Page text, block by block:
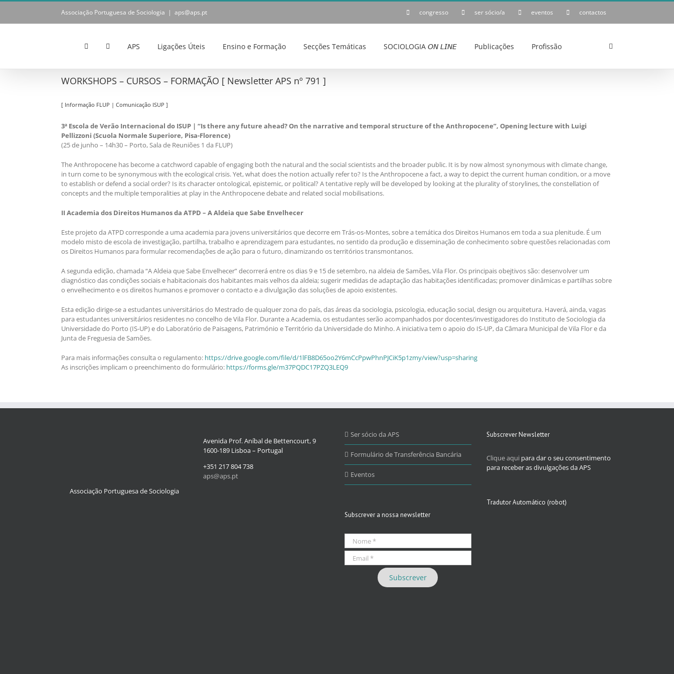
Skip
content
Associação Portuguesa de Sociologia | aps@aps.pt congresso ser sócio/a eventos contactos
APS Ligações Úteis Ensino e Formação Secções Temáticas SOCIOLOGIA 𝘖𝘕 𝘓𝘐𝘕𝘌 Publicações Profissão
WORKSHOPS – CURSOS – FORMAÇÃO [ Newsletter APS nº 791 ]
[ Informação FLUP | Comunicação ISUP ]
3ª Escola de Verão Internacional do ISUP | “Is there any future ahead? On the narrative and temporal structure of the Anthropocene”, Opening lecture with Luigi
Pellizzoni (Scuola Normale Superiore, Pisa-Florence)
(25 de junho – 14h30 – Porto, Sala de Reuniões 1 da FLUP)
The Anthropocene has become a catchword capable of engaging both the natural and the social scientists and the broader public. It is by now almost synonymous with climate change,
in turn come to be synonymous with the ecological crisis. Yet, what does the notion actually refer to? Is the Anthropocene a fact, a way to depict the current human condition, or a move
to establish or defend a social order? Is its character ontological, epistemic, or political? A tentative reply will be developed by looking at the plurality of storylines, the constellation of
concepts and the multiple temporalities at play in the Anthropocene debate and related social mobilisations.
II Academia dos Direitos Humanos da ATPD – A Aldeia que Sabe Envelhecer
Este projeto da ATPD corresponde a uma academia para jovens universitários que decorre em Trás-os-Montes, sobre a temática dos Direitos Humanos em toda a sua plenitude. É um
modelo misto de escola de investigação, partilha, trabalho e aprendizagem para estudantes, no sentido da produção e disseminação de conhecimento sobre questões relacionadas com
os Direitos Humanos para formular recomendações de ação para o futuro, dinamizando os territórios transmontanos.
A segunda edição, chamada “A Aldeia que Sabe Envelhecer” decorrerá entre os dias 9 e 15 de setembro, na aldeia de Samões, Vila Flor. Os principais obejtivos são: desenvolver um
diagnóstico das condições sociais e habitacionais dos habitantes mais velhos da aldeia; sugerir medidas de adaptação das habitações identificadas; promover dinâmicas e partilhas sobre
o envelhecimento e os direitos humanos e promover o contacto e a divulgação das soluções de apoio existentes.
Esta edição dirige-se a estudantes universitários do Mestrado de qualquer zona do país, das áreas da sociologia, psicologia, educação social, design ou arquitetura. Haverá, ainda, vagas
para estudantes universitários residentes no concelho de Vila Flor. Durante a Academia, os estudantes serão acompanhados por docentes/investigadores do Instituto de Sociologia da
Universidade do Porto (IS-UP) e do Laboratório de Paisagens, Património e Território da Universidade do Minho. A iniciativa tem o apoio do IS-UP, da Câmara Municipal de Vila Flor e da
Junta de Freguesia de Samões.
Para mais informações consulta o regulamento: https://drive.google.com/file/d/1lFB8D65oo2Y6mCcPpwPhnPJCiK5p1zmy/view?usp=sharing
As inscrições implicam o preenchimento do formulário: https://forms.gle/m37PQDC17PZQ3LEQ9
Associação Portuguesa de Sociologia
Avenida Prof. Aníbal de Bettencourt, 9
1600-189 Lisboa – Portugal
+351 217 804 738
aps@aps.pt
Ser sócio da APS
Formulário de Transferência Bancária
Eventos
Subscrever a nossa newsletter
Subscrever Newsletter
Clique aqui para dar o seu consentimento
para receber as divulgações da APS
Tradutor Automático (robot)